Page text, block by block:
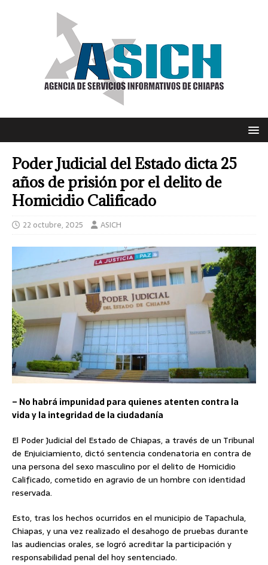
Poder Judicial del Estado dicta 25
años de prisión por el delito de
Homicidio Calificado
22 octubre, 2025 ASICH
– No habrá impunidad para quienes atenten contra la
vida y la integridad de la ciudadanía
El Poder Judicial del Estado de Chiapas, a través de un Tribunal
de Enjuiciamiento, dictó sentencia condenatoria en contra de
una persona del sexo masculino por el delito de Homicidio
Calificado, cometido en agravio de un hombre con identidad
reservada.
Esto, tras los hechos ocurridos en el municipio de Tapachula,
Chiapas, y una vez realizado el desahogo de pruebas durante
las audiencias orales, se logró acreditar la participación y
responsabilidad penal del hoy sentenciado.